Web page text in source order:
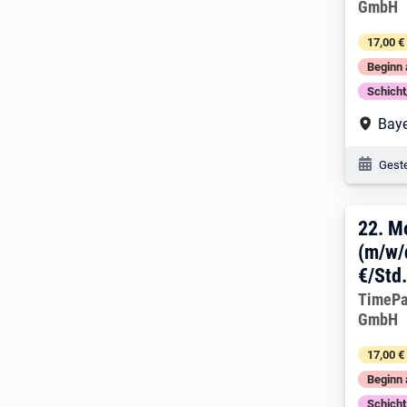
GmbH
17,00
Beginn
22.
22.
(m/
€/
GmbH
17,00
Beginn